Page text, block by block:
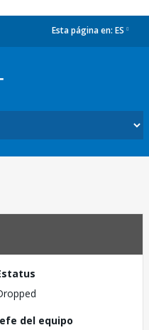
Esta página en: ES
del equipo